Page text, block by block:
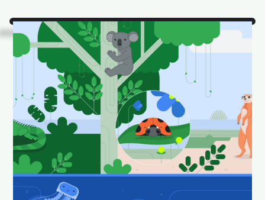
Regarde !Il s'agit de
certains de nos animaux
Android Studio préférés
dans leur habitat naturel.
Téléchargez-les et définissez-les comme fond
d'écran pour que votre bureau reste amusant et
frais.